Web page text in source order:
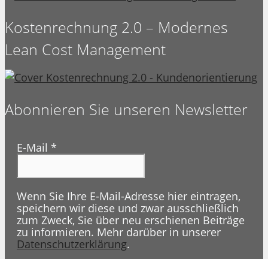
Kostenrechnung 2.0 – Modernes
Lean Cost Management
Abonnieren Sie unseren Newsletter
E-Mail *
Wenn Sie Ihre E-Mail-Adresse hier eintragen,
speichern wir diese und zwar ausschließlich
zum Zweck, Sie über neu erschienen Beiträge
zu informieren. Mehr darüber in unserer
Datenschutzerklärung.